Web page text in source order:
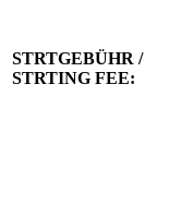
STRTGEBÜHR /
STRTING FEE: